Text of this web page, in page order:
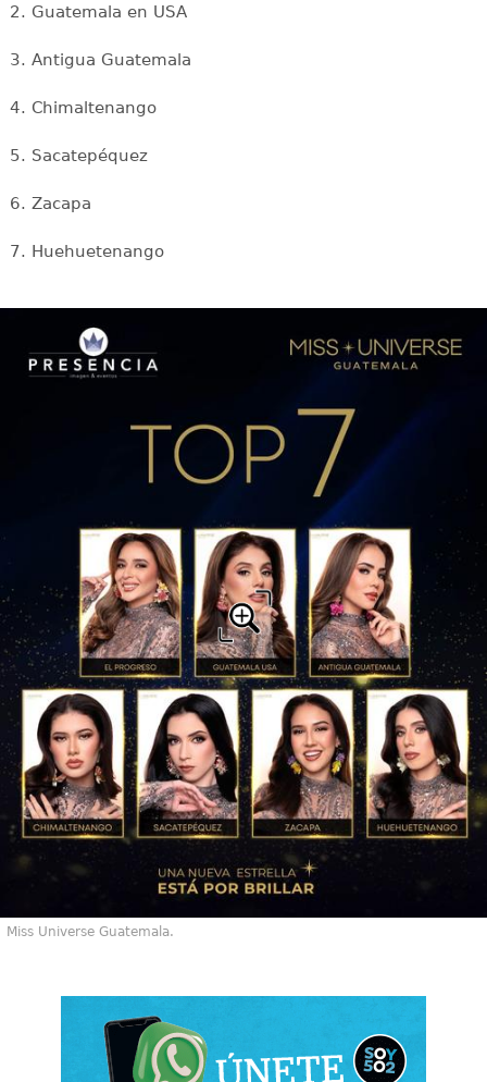
2. Guatemala en USA
3. Antigua Guatemala
4. Chimaltenango
5. Sacatepéquez
6. Zacapa
7. Huehuetenango
Miss Universe Guatemala.